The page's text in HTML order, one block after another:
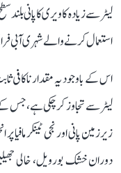
لیٹر سے زیادہ کاویری کا پانی
استعمال کرنے والے شہری
لیٹر سے تجاوز کر چکی ہے، جس
دوران خشک بورویل، خالی